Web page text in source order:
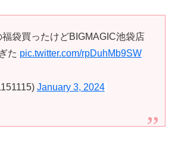
袋買ったけどBIGMAGIC池袋店
た pic.twitter.com/rpDuhMb9SW
January 3, 2024